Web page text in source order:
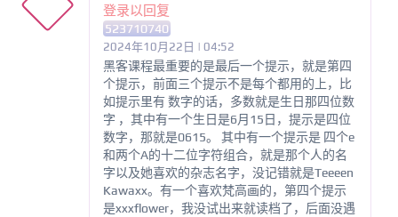
登录以回复
523710740
2024年10月22日 | 04:52
黑客课程最重要的是最后一个提示，就是第四
个提示，前面三个提示不是每个都用的上，比
如提示里有 数字的话，多数就是生日那四位数
字 ，其中有一个生日是6月15日，提示是四位
数字，那就是0615。 其中有一个提示是 四个e
和两个A的十二位字符组合，就是那个人的名
字以及她喜欢的杂志名字，没记错就是Teeeen
Kawaxx。有一个喜欢梵高画的，第四个提示
是xxxflower，我没试出来就读档了，后面没遇